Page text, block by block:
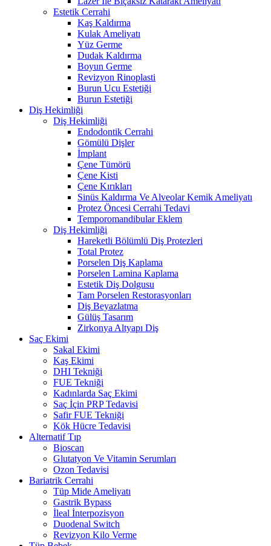
Estetik Cerrahi
Kaş Kaldırma
Kulak Ameliyatı
Yüz Germe
Dudak Kaldırma
Boyun Germe
Revizyon Rinoplasti
Burun Ucu Estetiği
Burun Estetiği
Diş Hekimliği
Diş Hekimliği
Endodontik Cerrahi
Gömülü Dişler
İmplant
Çene Tümörü
Çene Kisti
Çene Kırıkları
Sinüs Kaldırma Ve Alveolar Kemik Ameliyatı
Protez Öncesi Cerrahi Tedavi
Temporomandibular Eklem
Diş Hekimliği
Hareketli Bölümlü Diş Protezleri
Total Protez
Porselen Diş Kaplama
Porselen Lamina Kaplama
Estetik Diş Dolgusu
Tam Porselen Restorasyonları
Diş Beyazlatma
Gülüş Tasarım
Zirkonya Altyapı Diş
Saç Ekimi
Sakal Ekimi
Kaş Ekimi
DHI Tekniği
FUE Tekniği
Kadınlarda Saç Ekimi
Saç İçin PRP Tedavisi
Safir FUE Tekniği
Kök Hücre Tedavisi
Alternatif Tıp
Bioscan
Glutatyon Ve Vitamin Serumları
Ozon Tedavisi
Bariatrik Cerrahi
Tüp Mide Ameliyatı
Gastrik Bypass
İleal İnterpozisyon
Duodenal Switch
Revizyon Kilo Verme